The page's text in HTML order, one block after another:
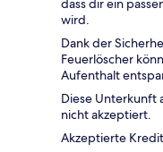
dass dir ein
wird.
Dank der
Feuerlöscher
Aufenthalt
Diese Unterkunft
nicht akzeptiert.
Akzeptierte